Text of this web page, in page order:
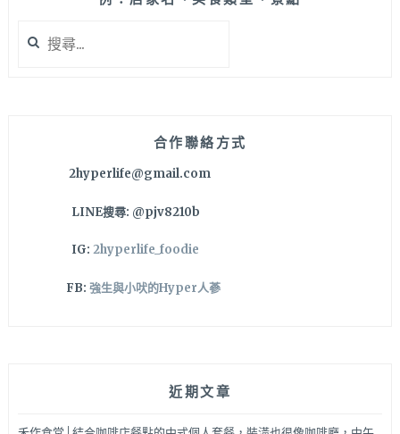
合作聯絡方式
2hyperlife@gmail.com
LINE搜尋: @pjv8210b
IG: 2hyperlife_foodie
FB: 強生與小吠的Hyper人蔘
近期文章